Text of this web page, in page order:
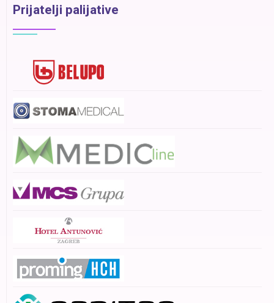
Prijatelji palijative